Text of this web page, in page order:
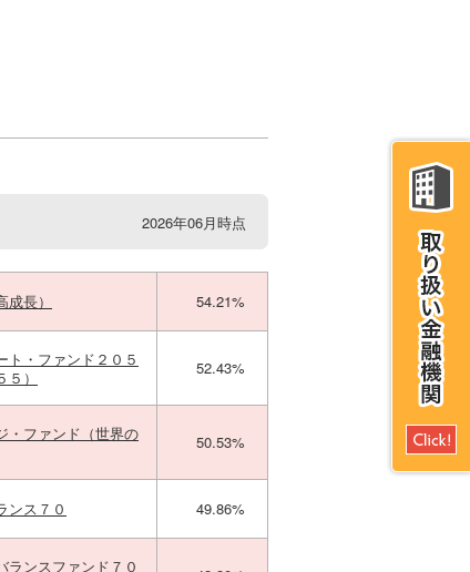
2026年06月時点
長） 54.21%
ト・ファンド２０５
）
52.43%
・ファンド（世界の
50.53%
ンス７０ 49.86%
ランスファンド７０